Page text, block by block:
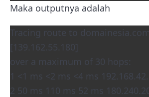
Maka outputnya adalah
Tracing route to domainesia.com
[139.162.55.180]
over a maximum of 30 hops:
1 <1 ms <2 ms <4 ms
2 50 ms 110 ms 52 ms